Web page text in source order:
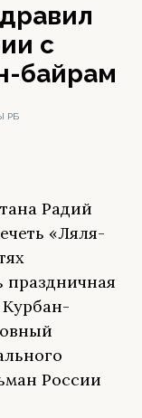
с
байрам
РБ
Радий
«Ляля-
праздничная
Курбан-
России